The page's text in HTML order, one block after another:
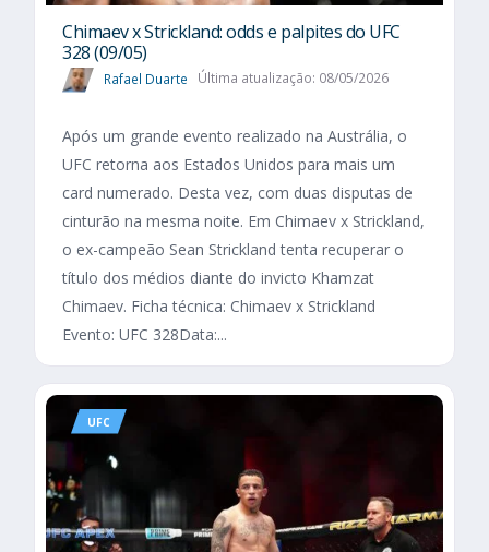
Chimaev x Strickland: odds e palpites do UFC
328 (09/05)
Rafael Duarte Última atualização: 08/05/2026
Após um grande evento realizado na Austrália, o
UFC retorna aos Estados Unidos para mais um
card numerado. Desta vez, com duas disputas de
cinturão na mesma noite. Em Chimaev x Strickland,
o ex-campeão Sean Strickland tenta recuperar o
título dos médios diante do invicto Khamzat
Chimaev. Ficha técnica: Chimaev x Strickland
Evento: UFC 328Data:...
UFC